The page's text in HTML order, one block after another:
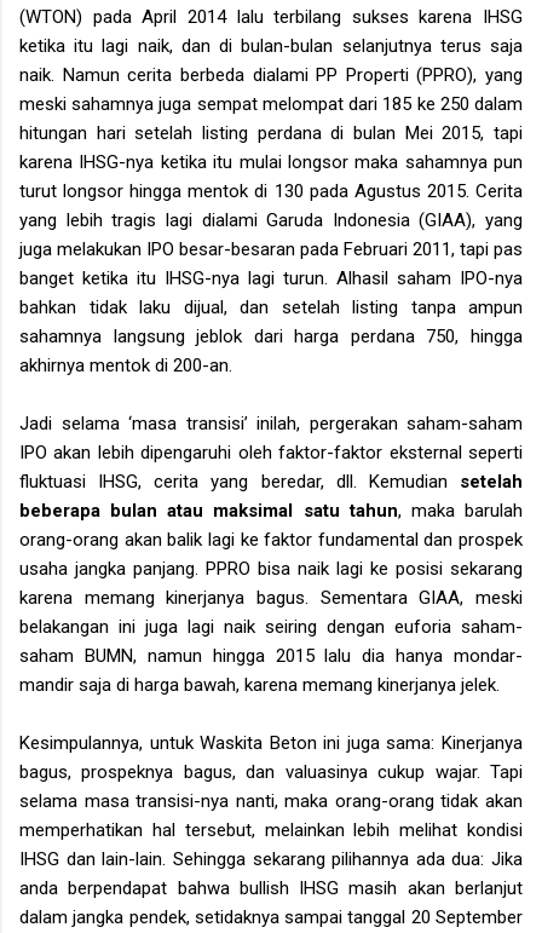
(WTON) pada April 2014 lalu terbilang sukses karena IHSG
ketika itu lagi naik, dan di bulan-bulan selanjutnya terus saja
naik. Namun cerita berbeda dialami PP Properti (PPRO), yang
meski sahamnya juga sempat melompat dari 185 ke 250 dalam
hitungan hari setelah listing perdana di bulan Mei 2015, tapi
karena IHSG-nya ketika itu mulai longsor maka sahamnya pun
turut longsor hingga mentok di 130 pada Agustus 2015. Cerita
yang lebih tragis lagi dialami Garuda Indonesia (GIAA), yang
juga melakukan IPO besar-besaran pada Februari 2011, tapi pas
banget ketika itu IHSG-nya lagi turun. Alhasil saham IPO-nya
bahkan tidak laku dijual, dan setelah listing tanpa ampun
sahamnya langsung jeblok dari harga perdana 750, hingga
akhirnya mentok di 200-an.
Jadi selama ‘masa transisi’ inilah, pergerakan saham-saham
IPO akan lebih dipengaruhi oleh faktor-faktor eksternal seperti
fluktuasi IHSG, cerita yang beredar, dll. Kemudian setelah
beberapa bulan atau maksimal satu tahun, maka barulah
orang-orang akan balik lagi ke faktor fundamental dan prospek
usaha jangka panjang. PPRO bisa naik lagi ke posisi sekarang
karena memang kinerjanya bagus. Sementara GIAA, meski
belakangan ini juga lagi naik seiring dengan euforia saham-
saham BUMN, namun hingga 2015 lalu dia hanya mondar-
mandir saja di harga bawah, karena memang kinerjanya jelek.
Kesimpulannya, untuk Waskita Beton ini juga sama: Kinerjanya
bagus, prospeknya bagus, dan valuasinya cukup wajar. Tapi
selama masa transisi-nya nanti, maka orang-orang tidak akan
memperhatikan hal tersebut, melainkan lebih melihat kondisi
IHSG dan lain-lain. Sehingga sekarang pilihannya ada dua: Jika
anda berpendapat bahwa bullish IHSG masih akan berlanjut
dalam jangka pendek, setidaknya sampai tanggal 20 September